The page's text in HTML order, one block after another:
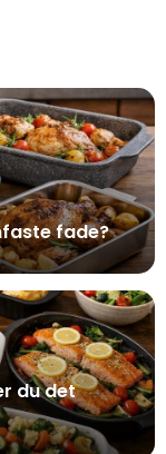
fade?
du det